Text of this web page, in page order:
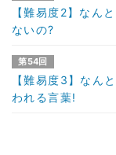
【難易度2】なん
ないの?
第54回
【難易度3】なん
われる言葉!